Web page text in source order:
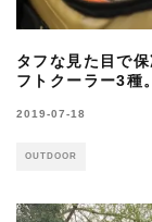
タフな見た目で
フトクーラー3種。
2019-07-18
OUTDOOR